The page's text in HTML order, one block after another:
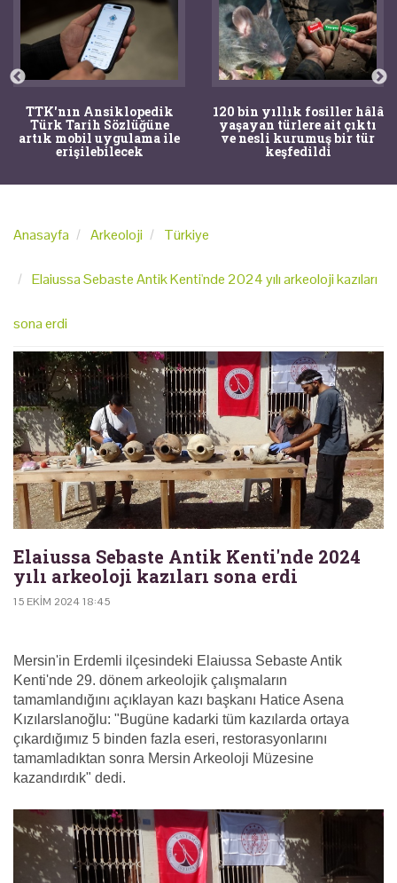
TTK'nın Ansiklopedik
Türk Tarih Sözlüğüne
artık mobil uygulama ile
erişilebilecek
120 bin yıllık fosiller hâlâ
yaşayan türlere ait çıktı
ve nesli kurumuş bir tür
keşfedildi
Anasayfa Arkeoloji Türkiye
Elaiussa Sebaste Antik Kenti'nde 2024 yılı arkeoloji kazıları
sona erdi
Elaiussa Sebaste Antik Kenti'nde 2024
yılı arkeoloji kazıları sona erdi
15 EKIM 2024 18:45
Mersin'in Erdemli ilçesindeki Elaiussa Sebaste Antik
Kenti'nde 29. dönem arkeolojik çalışmaların
tamamlandığını açıklayan kazı başkanı Hatice Asena
Kızılarslanoğlu: "Bugüne kadarki tüm kazılarda ortaya
çıkardığımız 5 binden fazla eseri, restorasyonlarını
tamamladıktan sonra Mersin Arkeoloji Müzesine
kazandırdık" dedi.